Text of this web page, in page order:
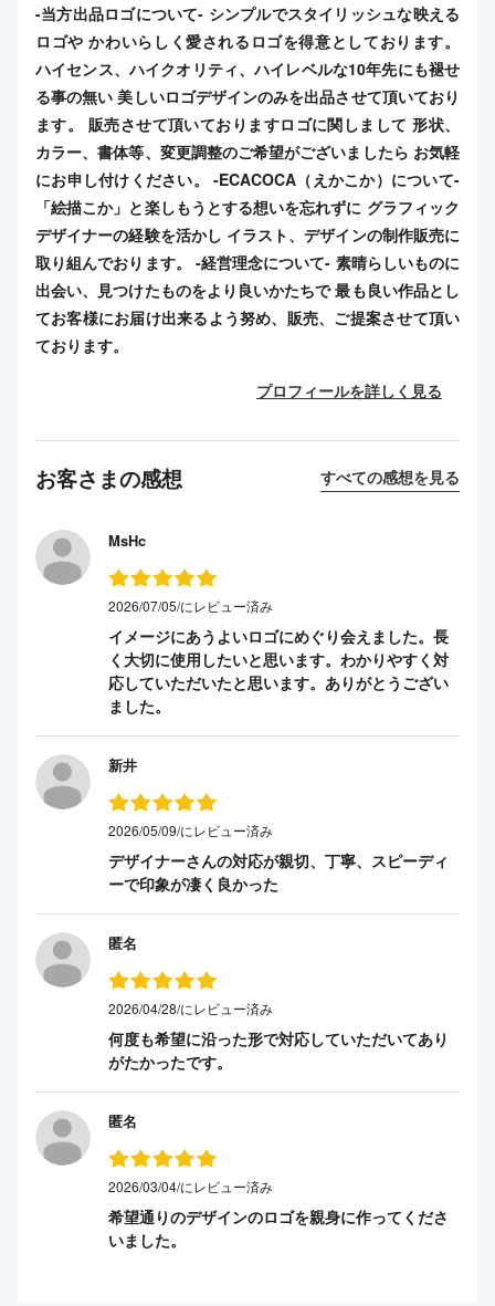
-当方出品ロゴについて- シンプルでスタイリッシュな映える
ロゴや かわいらしく愛されるロゴを得意としております。
ハイセンス、ハイクオリティ、ハイレベルな10年先にも褪せ
る事の無い 美しいロゴデザインのみを出品させて頂いており
ます。 販売させて頂いておりますロゴに関しまして 形状、
カラー、書体等、変更調整のご希望がございましたら お気軽
にお申し付けください。 -ECACOCA（えかこか）について-
「絵描こか」と楽しもうとする想いを忘れずに グラフィック
デザイナーの経験を活かし イラスト、デザインの制作販売に
取り組んでおります。 -経営理念について- 素晴らしいものに
出会い、見つけたものをより良いかたちで 最も良い作品とし
てお客様にお届け出来るよう努め、販売、ご提案させて頂い
ております。
プロフィールを詳しく見る
お客さまの感想 すべての感想を見る
MsHc
2026/07/05/にレビュー済み
イメージにあうよいロゴにめぐり会えました。長
く大切に使用したいと思います。わかりやすく対
応していただいたと思います。ありがとうござい
ました。
新井
2026/05/09/にレビュー済み
デザイナーさんの対応が親切、丁寧、スピーディ
ーで印象が凄く良かった
匿名
2026/04/28/にレビュー済み
何度も希望に沿った形で対応していただいてあり
がたかったです。
匿名
2026/03/04/にレビュー済み
希望通りのデザインのロゴを親身に作ってくださ
いました。